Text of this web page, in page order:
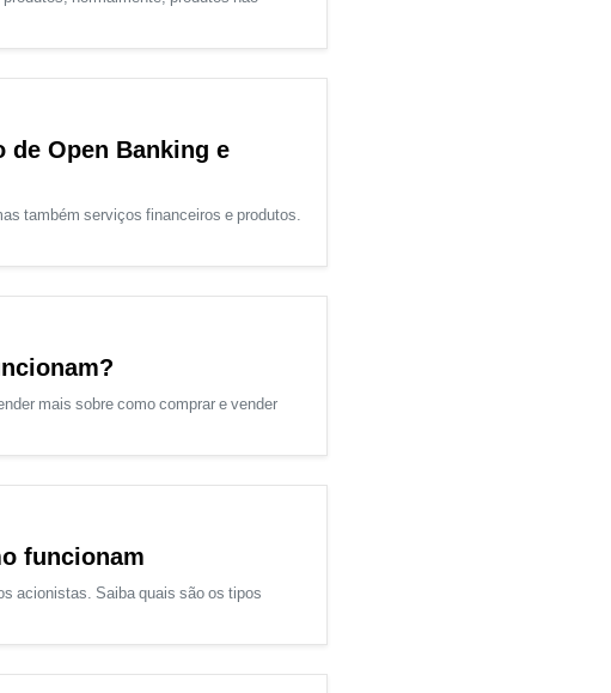
Open Banking e
também serviços financeiros e produtos.
mais sobre como comprar e vender
funcionam
acionistas. Saiba quais são os tipos